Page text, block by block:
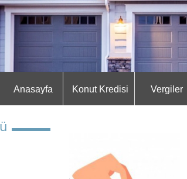
Anasayfa Konut Kredisi Vergiler